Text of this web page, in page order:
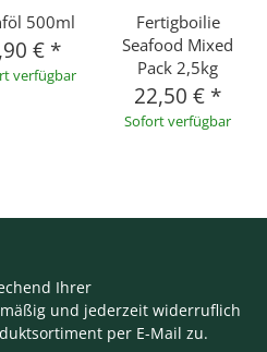
500ml
€ *
verfügbar
Fertigboilie
Seafood Mixed
Pack 2,5kg
22,50 € *
Sofort verfügbar
Ihrer
und jederzeit widerruflich
per E-Mail zu.